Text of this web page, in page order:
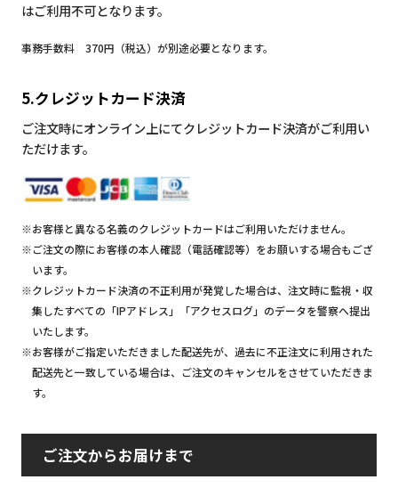
はご利用不可となります。
事務手数料 370円（税込）が別途必要となります。
5.クレジットカード決済
ご注文時にオンライン上にてクレジットカード決済がご利用い
ただけます。
※お客様と異なる名義のクレジットカードはご利用いただけません。
※ご注文の際にお客様の本人確認（電話確認等）をお願いする場合もござ
います。
※クレジットカード決済の不正利用が発覚した場合は、注文時に監視・収
集したすべての「IPアドレス」「アクセスログ」のデータを警察へ提出
いたします。
※お客様がご指定いただきました配送先が、過去に不正注文に利用された
配送先と一致している場合は、ご注文のキャンセルをさせていただきま
す。
ご注文からお届けまで